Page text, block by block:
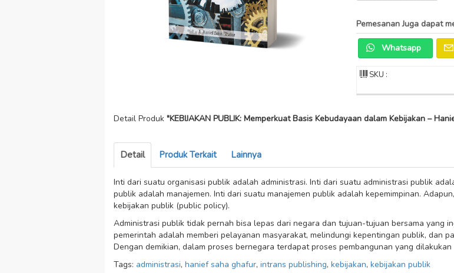
Pemesanan Juga dapat
Whatsapp
SKU :
Detail Produk "KEBIJAKAN PUBLIK: Memperkuat Basis Kebudayaan dalam Kebijakan –
Detail Produk Terkait Lainnya
Inti dari suatu organisasi publik adalah administrasi. Inti dari suatu administrasi publik
publik adalah manajemen. Inti dari suatu manajemen publik adalah kepemimpinan.
kebijakan publik (public policy).
Administrasi publik tidak pernah bisa lepas dari negara dan tujuan-tujuan bersama yang
pemerintah adalah memberi pelayanan masyarakat, melindungi kepentingan publik, dan
Dengan demikian, dalam proses bernegara terdapat proses pembangunan yang
Tags: administrasi, hanief saha ghafur, intrans publishing, kebijakan, kebijakan publik